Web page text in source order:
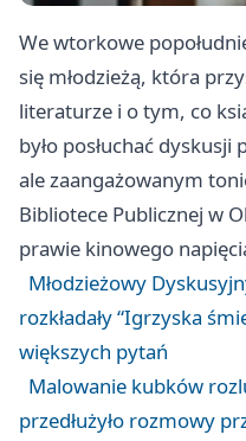
We wtorkowe
się młodzieżą, która
literaturze i o tym, co
było posłuchać
ale zaangażowanym
Bibliotece Publicznej w
prawie kinowego
Młodzieżowy
rozkładały “Igrzyska
większych pytań
Malowanie kubków
przedłużyło rozmowy